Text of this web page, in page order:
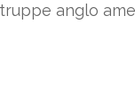
anglo